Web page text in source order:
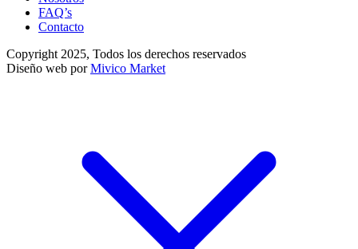
FAQ’s
Contacto
Copyright 2025, Todos los derechos reservados
Diseño web porMivico Market